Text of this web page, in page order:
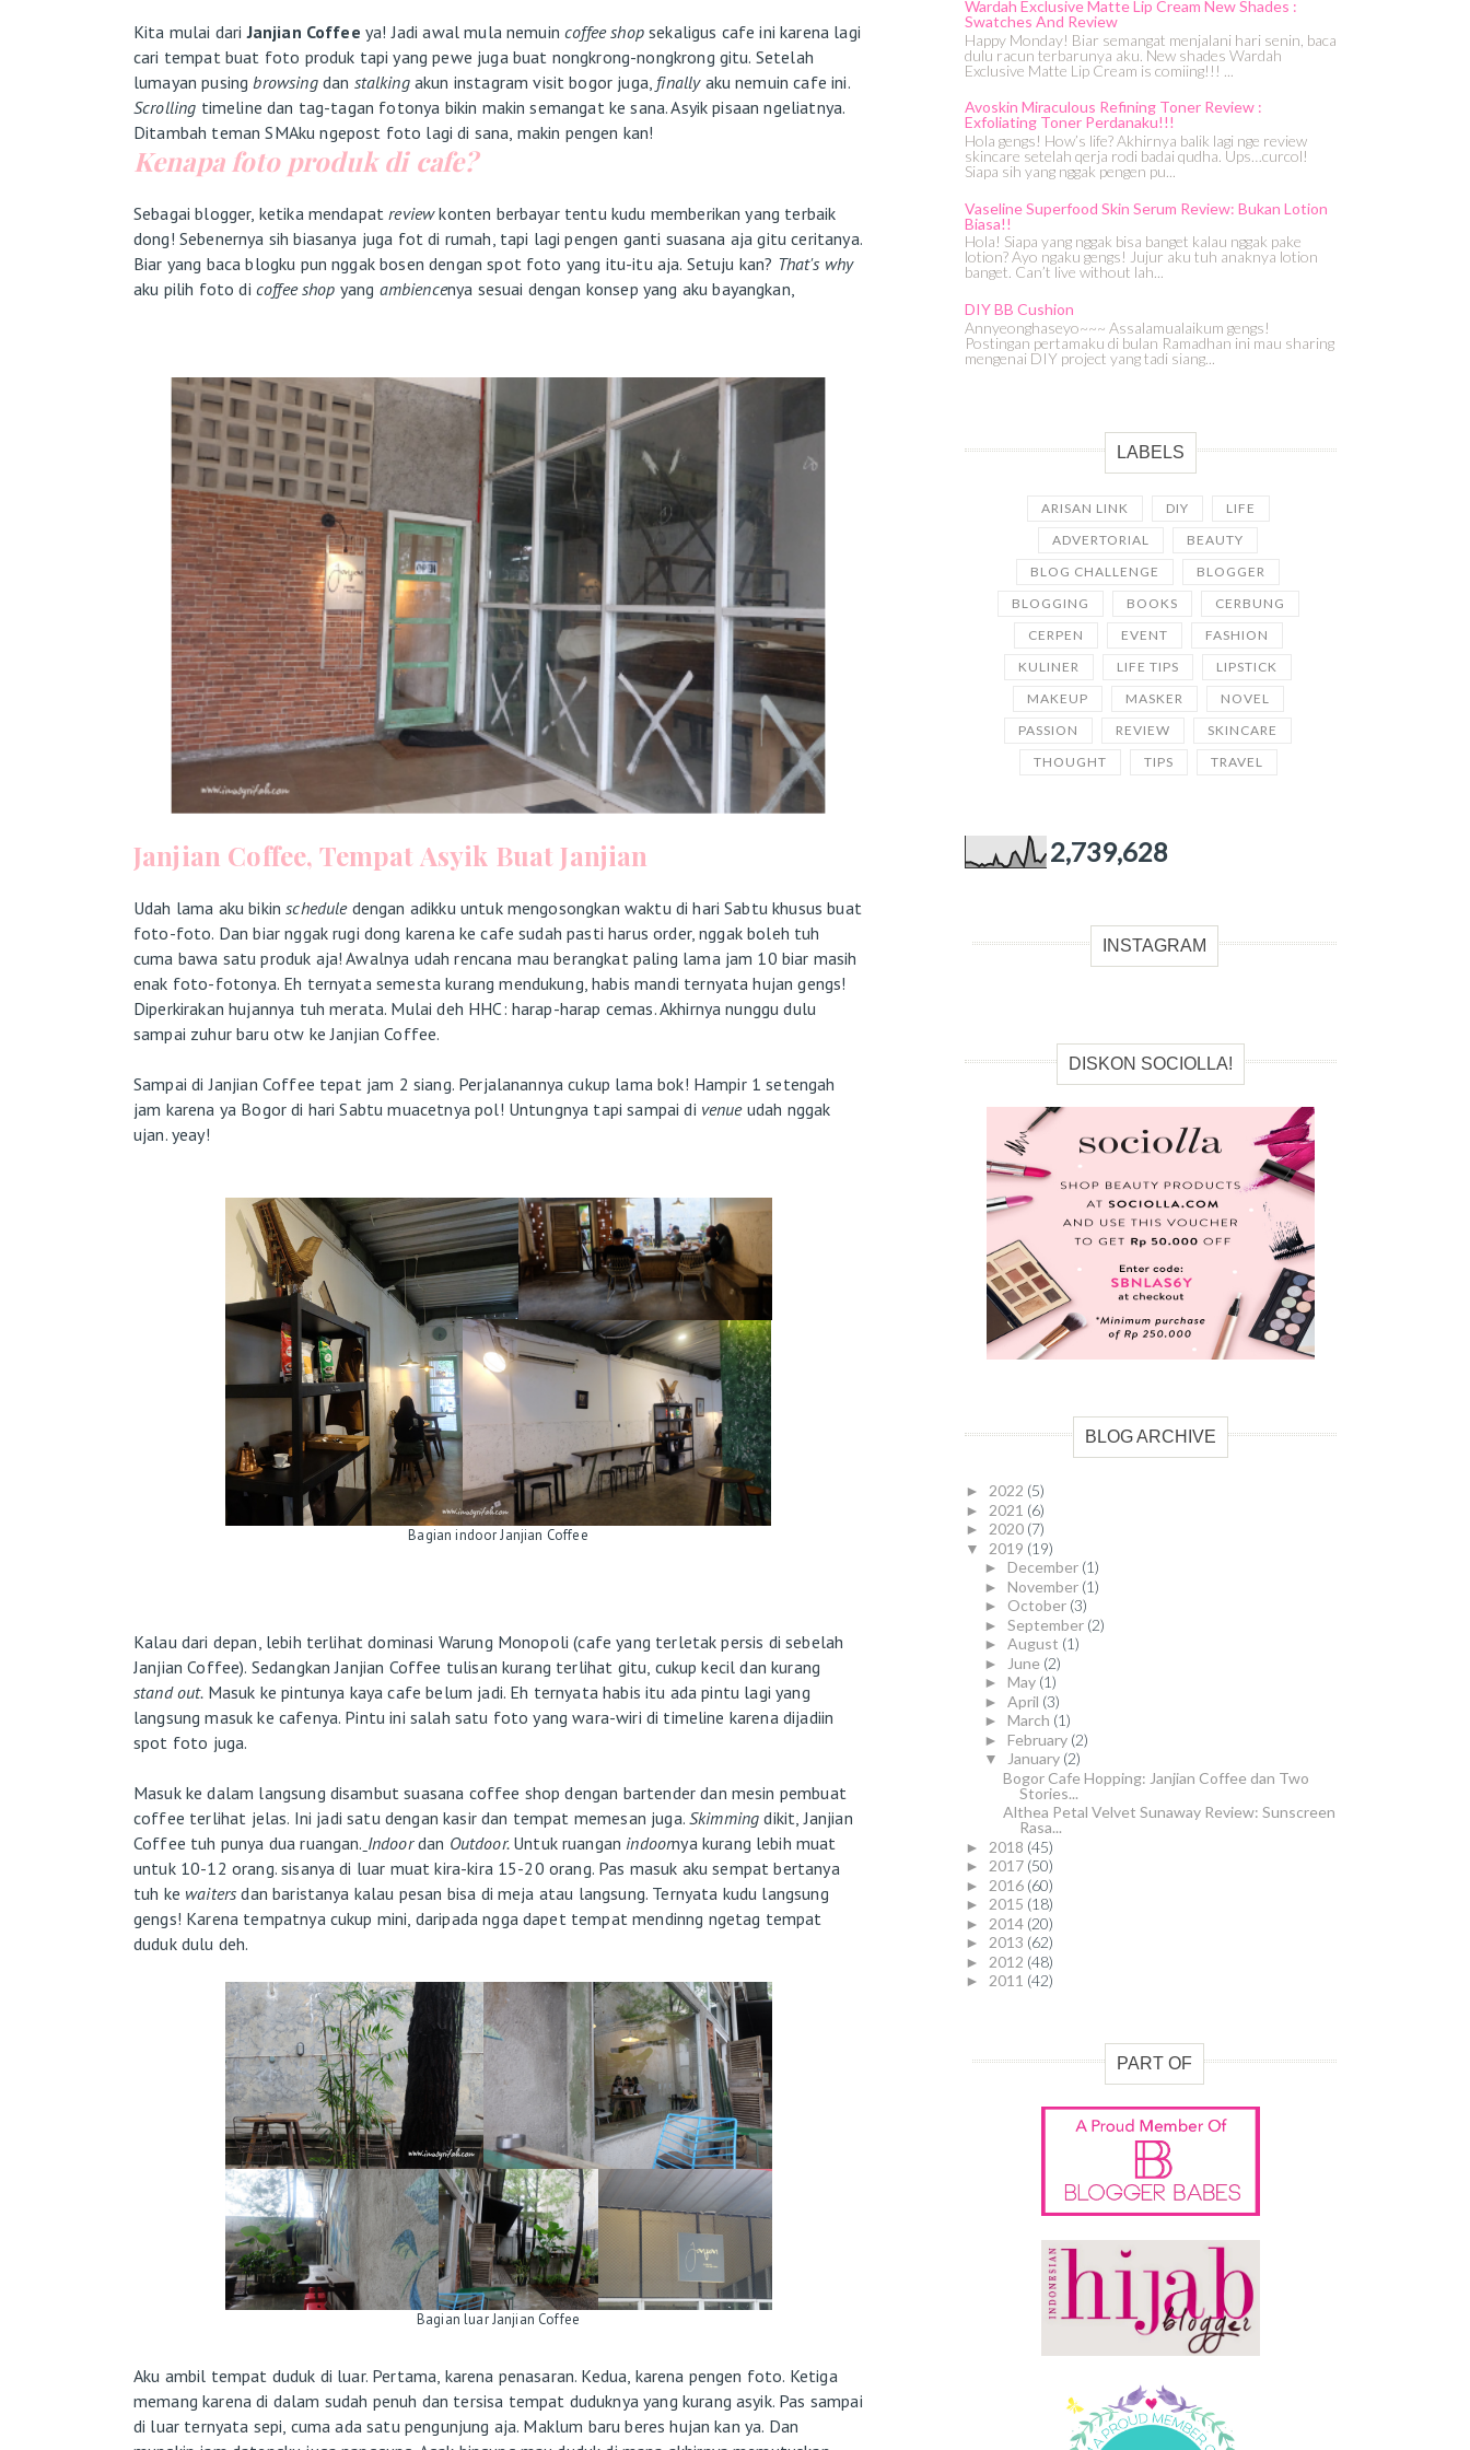
Kita mulai dariJanjian Coffee ya! Jadi awal mula nemuincoffee shopsekaligus cafe ini karena lagi
cari tempat buat foto produk tapi yang pewe juga buat nongkrong-nongkrong gitu. Setelah
lumayan pusingbrowsingdan stalking akun instagram visit bogor juga, finally aku nemuin cafe ini.
Scrolling timeline dan tag-tagan fotonya bikin makin semangat ke sana. Asyik pisaan ngeliatnya.
Ditambah teman SMAku ngepost foto lagi di sana, makin pengen kan!
Kenapa foto produk di cafe?
Sebagai blogger, ketika mendapat reviewkonten berbayar tentu kudu memberikan yang terbaik
dong! Sebenernya sih biasanya juga fot di rumah, tapi lagi pengen ganti suasana aja gitu ceritanya.
Biar yang baca blogku pun nggak bosen dengan spot foto yang itu-itu aja. Setuju kan? That's why
aku pilih foto di coffee shop yang ambiencenya sesuai dengan konsep yang aku bayangkan,
Janjian Coffee, Tempat Asyik Buat Janjian
Udah lama aku bikinschedule dengan adikku untuk mengosongkan waktu di hari Sabtu khusus buat
foto-foto. Dan biar nggak rugi dong karena ke cafe sudah pasti harus order, nggak boleh tuh
cuma bawa satu produk aja! Awalnya udah rencana mau berangkat paling lama jam 10 biar masih
enak foto-fotonya. Eh ternyata semesta kurang mendukung, habis mandi ternyata hujan gengs!
Diperkirakan hujannya tuh merata. Mulai deh HHC: harap-harap cemas. Akhirnya nunggu dulu
sampai zuhur baru otw ke Janjian Coffee.
Sampai di Janjian Coffee tepat jam 2 siang. Perjalanannya cukup lama bok! Hampir 1 setengah
jam karena ya Bogor di hari Sabtu muacetnya pol! Untungnya tapi sampai di venue udah nggak
ujan. yeay!
Bagian indoor Janjian Coffee
Kalau dari depan, lebih terlihat dominasi Warung Monopoli (cafe yang terletak persis di sebelah
Janjian Coffee). Sedangkan Janjian Coffee tulisan kurang terlihat gitu, cukup kecil dan kurang
stand out. Masuk ke pintunya kaya cafe belum jadi. Eh ternyata habis itu ada pintu lagi yang
langsung masuk ke cafenya. Pintu ini salah satu foto yang wara-wiri di timeline karena dijadiin
spot foto juga.
Masuk ke dalam langsung disambut suasana coffee shop dengan bartender dan mesin pembuat
coffee terlihat jelas. Ini jadi satu dengan kasir dan tempat memesan juga.Skimmingdikit, Janjian
Coffee tuh punya dua ruangan. Indoordan Outdoor. Untuk ruangan indoornya kurang lebih muat
untuk 10-12 orang. sisanya di luar muat kira-kira 15-20 orang. Pas masuk aku sempat bertanya
tuh ke waitersdan baristanya kalau pesan bisa di meja atau langsung. Ternyata kudu langsung
gengs! Karena tempatnya cukup mini, daripada ngga dapet tempat mendinng ngetag tempat
duduk dulu deh.
Bagian luar Janjian Coffee
Aku ambil tempat duduk di luar. Pertama, karena penasaran. Kedua, karena pengen foto. Ketiga
memang karena di dalam sudah penuh dan tersisa tempat duduknya yang kurang asyik. Pas sampai
di luar ternyata sepi, cuma ada satu pengunjung aja. Maklum baru beres hujan kan ya. Dan
Wardah Exclusive Matte Lip Cream New Shades :
Swatches And Review
Happy Monday! Biar semangat menjalani hari senin, baca
dulu racun terbarunya aku. New shades Wardah
Exclusive Matte Lip Cream is comiing!!! ...
Avoskin Miraculous Refining Toner Review :
Exfoliating Toner Perdanaku!!!
Hola gengs! How’s life? Akhirnya balik lagi nge review
skincare setelah qerja rodi badai qudha. Ups…curcol!
Siapa sih yang nggak pengen pu...
Vaseline Superfood Skin Serum Review: Bukan Lotion
Biasa!!
Hola! Siapa yang nggak bisa banget kalau nggak pake
lotion? Ayo ngaku gengs! Jujur aku tuh anaknya lotion
banget. Can’t live without lah...
DIY BB Cushion
Annyeonghaseyo~~~ Assalamualaikum gengs!
Postingan pertamaku di bulan Ramadhan ini mau sharing
mengenai DIY project yang tadi siang...
LABELS
ARISAN LINK DIY
LIFE
ADVERTORIAL
BEAUTY
BLOG CHALLENGE
BLOGGER
BLOGGING
BOOKS
CERBUNG
CERPEN
EVENT
FASHION
KULINER
LIFE TIPS
LIPSTICK
MAKEUP
MASKER
NOVEL
PASSION
REVIEW
SKINCARE
THOUGHT
TIPS TRAVEL
2,739,628
INSTAGRAM
DISKON SOCIOLLA!
BLOG ARCHIVE
► 2022 (5)
► 2021 (6)
► 2020 (7)
▼ 2019 (19)
► December (1)
► November (1)
► October (3)
► September (2)
► August (1)
► June (2)
► May (1)
► April (3)
► March (1)
► February (2)
▼ January (2)
Bogor Cafe Hopping: Janjian Coffee dan Two
Stories...
Althea Petal Velvet Sunaway Review: Sunscreen
Rasa...
► 2018 (45)
► 2017 (50)
► 2016 (60)
► 2015 (18)
► 2014 (20)
► 2013 (62)
► 2012 (48)
► 2011 (42)
PART OF